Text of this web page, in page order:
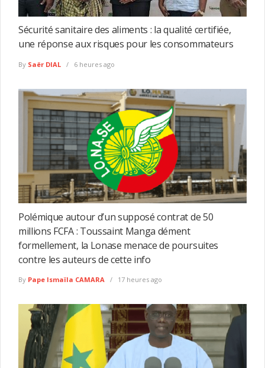
Sécurité sanitaire des aliments : la qualité certifiée,
une réponse aux risques pour les consommateurs
By Saër DIAL 6 heures ago
Polémique autour d’un supposé contrat de 50
millions FCFA : Toussaint Manga dément
formellement, la Lonase menace de poursuites
contre les auteurs de cette info
By Pape Ismaïla CAMARA 17 heures ago